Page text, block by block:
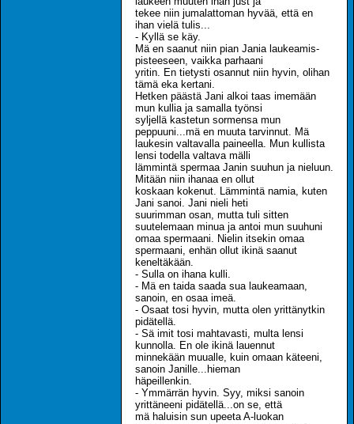
tekee niin jumalattoman hyvää, että en
ihan vielä tulis...
- Kyllä se käy.
Mä en saanut niin pian Jania laukeamis-
pisteeseen, vaikka parhaani
yritin. En tietysti osannut niin hyvin, olihan
tämä eka kertani.
Hetken päästä Jani alkoi taas imemään
mun kullia ja samalla työnsi
syljellä kastetun sormensa mun
peppuuni...mä en muuta tarvinnut. Mä
laukesin valtavalla paineella. Mun kullista
lensi todella valtava mälli
lämmintä spermaa Janin suuhun ja nieluun.
Mitään niin ihanaa en ollut
koskaan kokenut. Lämmintä namia, kuten
Jani sanoi. Jani nieli heti
suurimman osan, mutta tuli sitten
suutelemaan minua ja antoi mun suuhuni
omaa spermaani. Nielin itsekin omaa
spermaani, enhän ollut ikinä saanut
keneltäkään.
- Sulla on ihana kulli.
- Mä en taida saada sua laukeamaan,
sanoin, en osaa imeä.
- Osaat tosi hyvin, mutta olen yrittänytkin
pidätellä.
- Sä imit tosi mahtavasti, multa lensi
kunnolla. En ole ikinä lauennut
minnekään muualle, kuin omaan käteeni,
sanoin Janille...hieman
häpeillenkin.
- Ymmärrän hyvin. Syy, miksi sanoin
yrittäneeni pidätellä...on se, että
mä haluisin sun upeeta A-luokan